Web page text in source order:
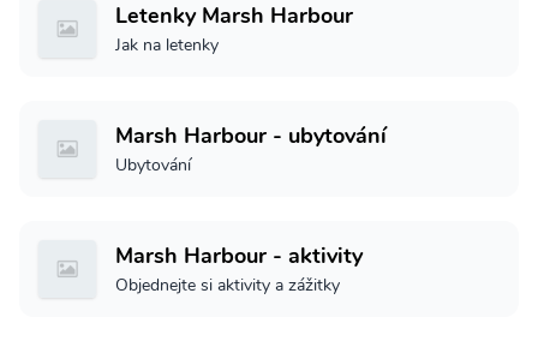
Letenky Marsh Harbour
Jak na letenky
Marsh Harbour - ubytování
Ubytování
Marsh Harbour - aktivity
Objednejte si aktivity a zážitky